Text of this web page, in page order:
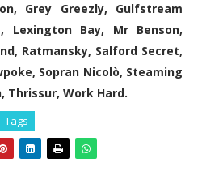
Grey Greezly, Gulfstream
Lexington Bay, Mr Benson,
Ratmansky, Salford Secret,
Sopran Nicolò, Steaming
Thrissur, Work Hard.
Tags